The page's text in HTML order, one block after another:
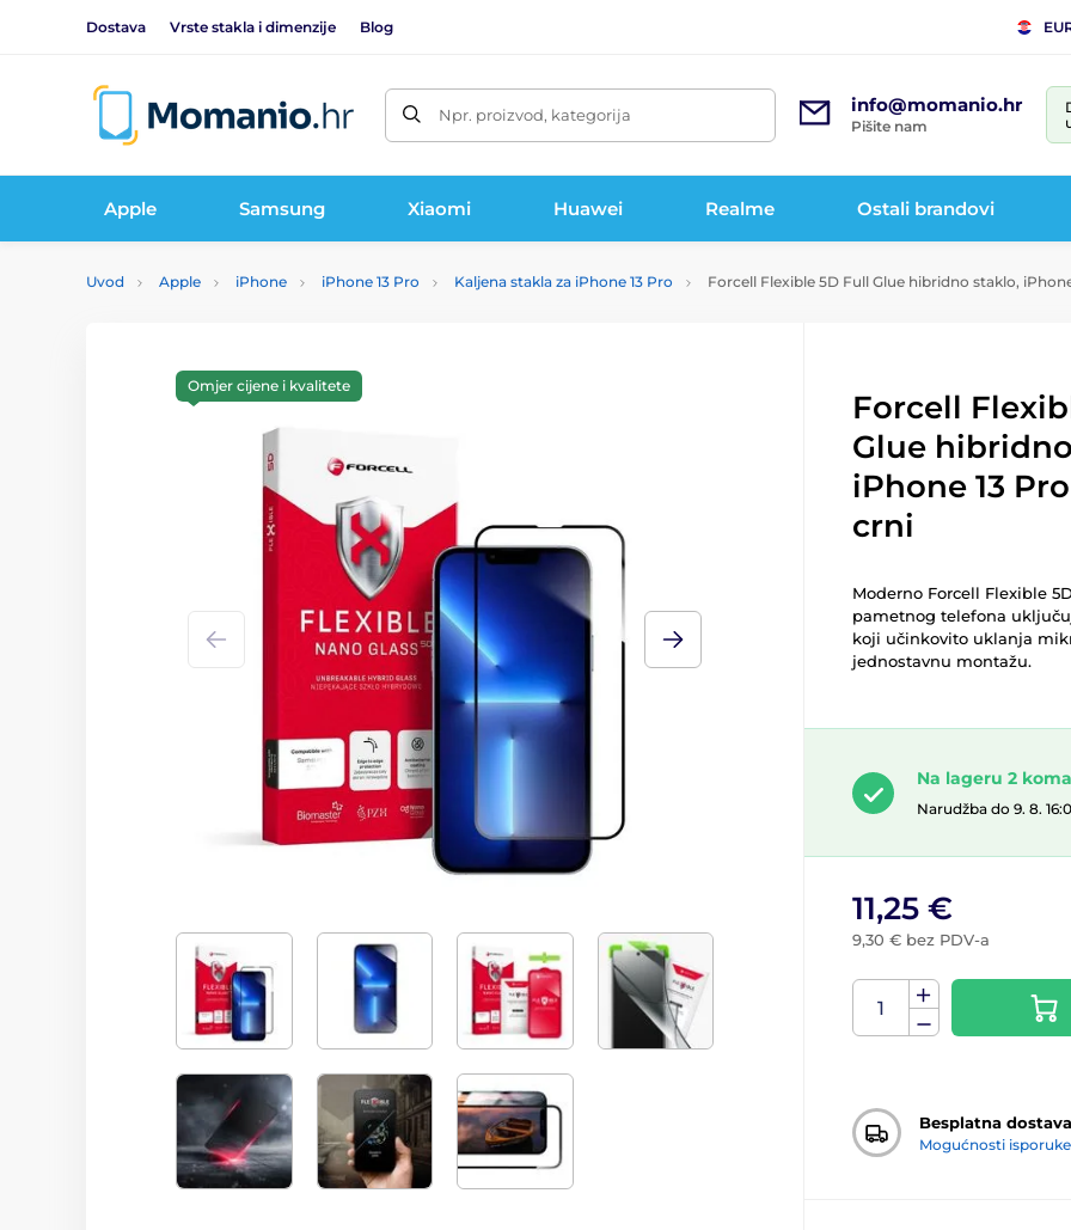
Dostava Vrste stakla i dimenzije Blog
Npr. proizvod, kategorija info@momanio.hr
Pišite nam
Apple Samsung Xiaomi Huawei Realme Ostali brandovi
Uvod Apple iPhone iPhone 13 Pro Kaljena stakla za iPhone 13 Pro Forcell Flexible 5D Full Glue hibridno staklo,
Omjer cijene i kvalitete
Forcell
Glue
iPhone 13
crni
Moderno Forcell Flexible
pametnog telefona
koji učinkovito uklanja
jednostavnu montažu.
Na lageru 2
Narudžba do 9. 8.
11,25 €
9,30 € bez PDV-a
Besplatna dostava
Mogućnosti isporuke